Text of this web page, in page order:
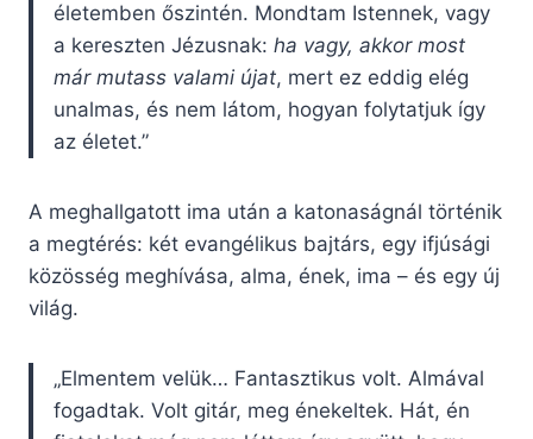
életemben őszintén. Mondtam Istennek, vagy
a kereszten Jézusnak: ha vagy, akkor most
már mutass valami újat, mert ez eddig elég
unalmas, és nem látom, hogyan folytatjuk így
az életet.”
A meghallgatott ima után a katonaságnál történik
a megtérés: két evangélikus bajtárs, egy ifjúsági
közösség meghívása, alma, ének, ima – és egy új
világ.
„Elmentem velük… Fantasztikus volt. Almával
fogadtak. Volt gitár, meg énekeltek. Hát, én